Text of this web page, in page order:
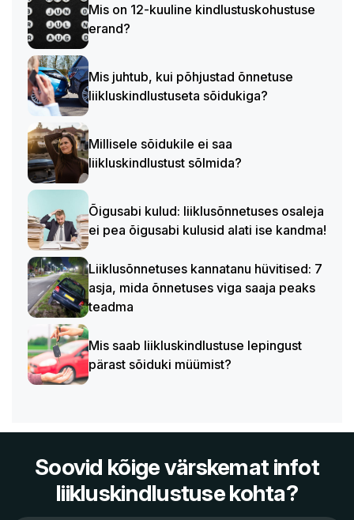
Mis on 12-kuuline kindlustuskohustuse
erand?
Mis juhtub, kui põhjustad õnnetuse
liikluskindlustuseta sõidukiga?
Millisele sõidukile ei saa
liikluskindlustust sõlmida?
Õigusabi kulud: liiklusõnnetuses osaleja
ei pea õigusabi kulusid alati ise kandma!
Liiklusõnnetuses kannatanu hüvitised: 7
asja, mida õnnetuses viga saaja peaks
teadma
Mis saab liikluskindlustuse lepingust
pärast sõiduki müümist?
Soovid kõige värskemat infot
liikluskindlustuse kohta?